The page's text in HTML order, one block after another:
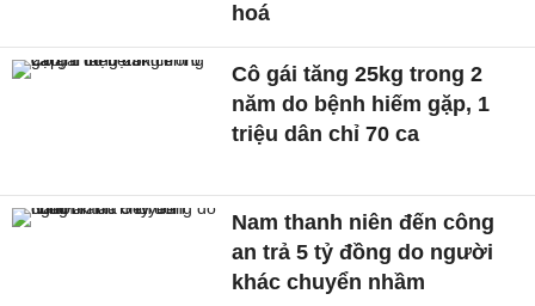
hoá
Cô gái tăng 25kg trong 2
năm do bệnh hiếm gặp, 1
triệu dân chỉ 70 ca
Nam thanh niên đến công
an trả 5 tỷ đồng do người
khác chuyển nhầm